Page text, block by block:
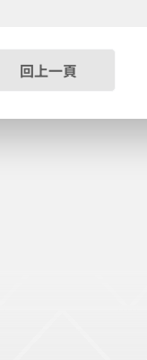
回上一頁